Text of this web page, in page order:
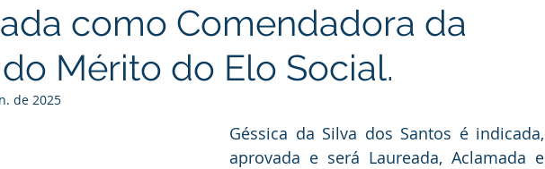
como Comendadora da
Mérito do Elo Social.
de 2025
Géssica da Silva dos Santos é indicada,
aprovada e será Laureada, Aclamada e